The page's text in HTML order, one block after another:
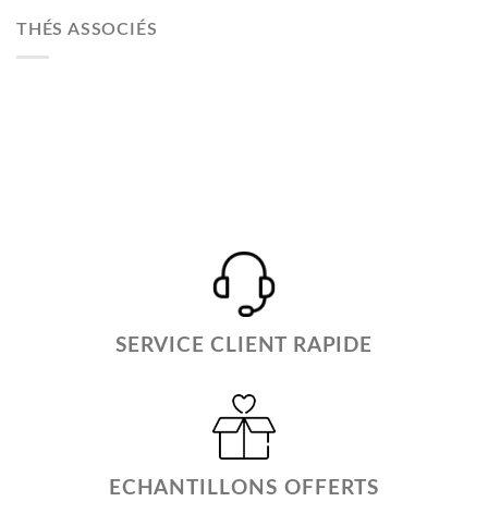
THÉS ASSOCIÉS
SERVICE CLIENT RAPIDE
ECHANTILLONS OFFERTS